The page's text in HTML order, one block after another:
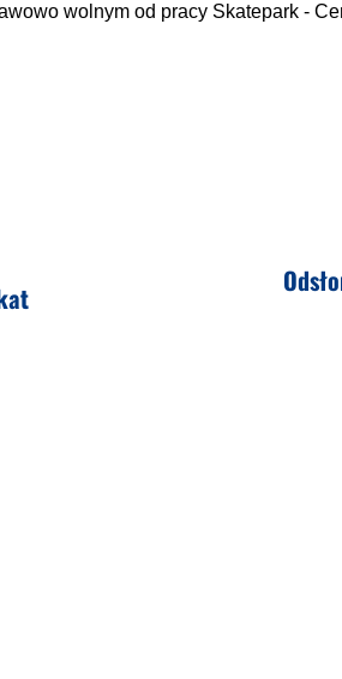
wolnym od pracy Skatepark -